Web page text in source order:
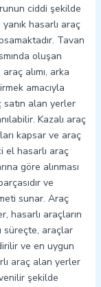
ciddi şekilde
hasarlı araç
Tavan
oluşan
alımı, arka
amacıyla
satın alan yerler
Kazalı araç
kapsar ve araç
el hasarlı araç
göre alınması
ve
sunar. Araç
hasarlı araçların
süreçte, araçlar
ve en uygun
araç alan yerler
şekilde